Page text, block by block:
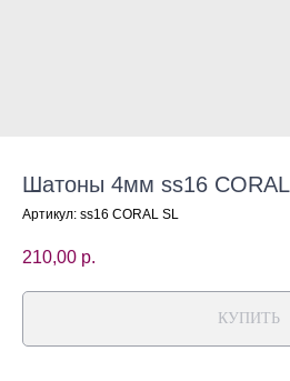
Шатоны 4мм ss16 CORAL
Артикул: ss16 CORAL SL
210,00 р.
КУПИТЬ